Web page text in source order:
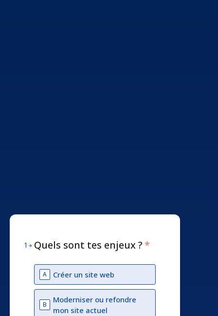
1 Quels sont tes enjeux ? *
A Créer un site web
B
Moderniser ou refondre
mon site actuel